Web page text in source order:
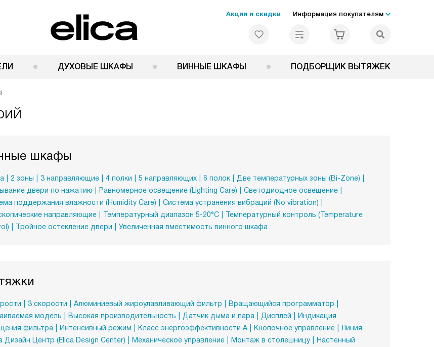
Акции и скидки Информация покупателям
ДУХОВЫЕ ШКАФЫ ВИННЫЕ ШКАФЫ ПОДБОРЩИК ВЫТЯЖЕК
шкафы
2 зоны 3 направляющие 4 полки 5 направляющих 6 полок
Две температурных зоны (Bi-Zone)
двери по нажатию
Равномерное освещение (Lighting Care)
Светодиодное освещение
поддержания влажности (Humidity Care)
Система устранения вибраций (No vibration)
направляющие
Температурный диапазон 5-20°C
Температурный контроль (Temperature
Тройное остекление двери Увеличенная вместимость винного шкафа
3 скорости Алюминиевый жироулавливающий фильтр
Вращающийся программатор
модель
Высокая производительность Датчик дыма и пара Дисплей
Индикация
фильтра
Интенсивный режим Класс энергоэффективности А Кнопочное управление
Линия
Дизайн Центр (Elica Design Center)
Механическое управление Монтаж в столешницу
Настенный